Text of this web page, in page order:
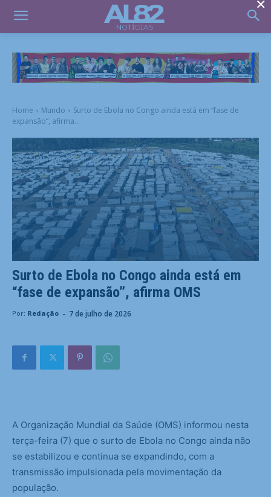
Home Mundo
Surto de Ebola no Congo ainda está em “fase de
expansão”, afirma...
Surto de Ebola no Congo ainda está em
“fase de expansão”, afirma OMS
Por: Redação - 7 de julho de 2026
A Organização Mundial da Saúde (OMS) informou nesta
terça-feira (7) que o surto de Ebola no Congo ainda não
se estabilizou e continua se expandindo, com a
transmissão impulsionada pela movimentação da
população.